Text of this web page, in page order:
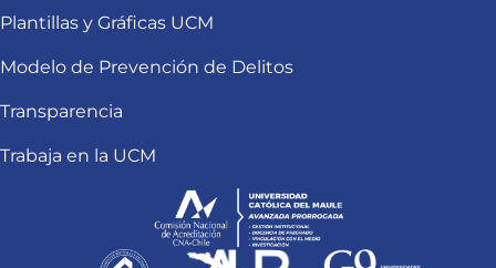
Plantillas y Gráficas UCM
Modelo de Prevención de Delitos
Transparencia
Trabaja en la UCM